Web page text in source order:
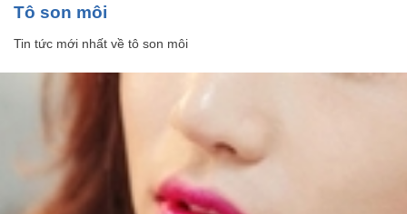
tô son môi
Tin tức mới nhất về tô son môi